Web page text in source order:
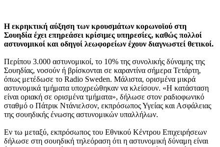
Η εκρηκτική αύξηση των κρουσμάτων κορωνοϊού στη
Σουηδία έχει επηρεάσει κρίσιμες υπηρεσίες, καθώς πολλοί
αστυνομικοί και οδηγοί λεωφορείων έχουν διαγνωστεί θετικοί.
Περίπου 3.000 αστυνομικοί, το 10% της συνολικής δύναμης της
Σουηδίας, νοσούν ή βρίσκονται σε καραντίνα σήμερα Τετάρτη,
όπως μετέδωσε το Radio Sweden. Μάλιστα, ορισμένα μικρά
αστυνομικά τμήματα υποχρεώθηκαν να κλείσουν. «Η κατάσταση
είναι οριακή σε ορισμένα τμήματα», δήλωσε στον ραδιοφωνικό
σταθμό ο Πάτρικ Ντάνιελσον, εκπρόσωπος Υγείας και Ασφάλειας
της σουηδικής ένωσης αστυνομικών υπαλλήλων.
Εν τω μεταξύ, εκπρόσωπος του Εθνικού Κέντρου Επιχειρήσεων
δήλωσε στη σουηδική τηλεόραση ότι η αστυνομική δύναμη είναι